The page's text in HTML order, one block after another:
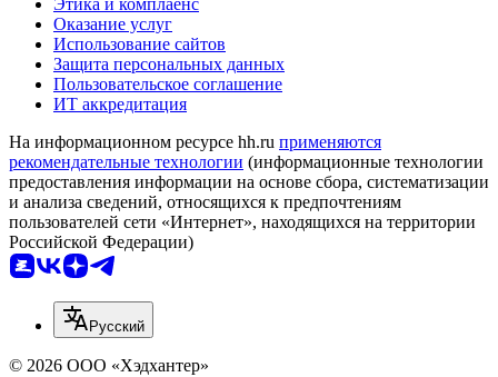
Этика и комплаенс
Оказание услуг
Использование сайтов
Защита персональных данных
Пользовательское соглашение
ИТ аккредитация
На информационном ресурсе hh.ru применяются
рекомендательные технологии (информационные технологии
предоставления информации на основе сбора, систематизации
и анализа сведений, относящихся к предпочтениям
пользователей сети «Интернет», находящихся на территории
Российской Федерации)
Русский
© 2026 ООО «Хэдхантер»